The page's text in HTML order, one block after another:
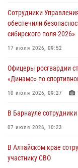
Сотрудники
обеспечили
сибирского поля-2026»
17 июля 2026, 09:52
Офицеры росгвардии
«Динамо» по
10 июля 2026, 09:27
В Барнауле
07 июля 2026, 10:23
В Алтайском крае
участнику СВО